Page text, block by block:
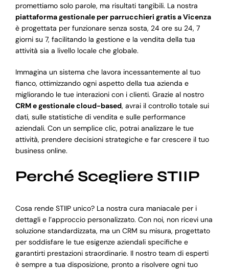
promettiamo solo parole, ma risultati tangibili. La nostra
piattaforma gestionale per parrucchieri gratis a Vicenza
è progettata per funzionare senza sosta, 24 ore su 24, 7
giorni su 7, facilitando la gestione e la vendita della tua
attività sia a livello locale che globale.
Immagina un sistema che lavora incessantemente al tuo
fianco, ottimizzando ogni aspetto della tua azienda e
migliorando le tue interazioni con i clienti. Grazie al nostro
CRM e gestionale cloud-based, avrai il controllo totale sui
dati, sulle statistiche di vendita e sulle performance
aziendali. Con un semplice clic, potrai analizzare le tue
attività, prendere decisioni strategiche e far crescere il tuo
business online.
Perché Scegliere STIIP
Cosa rende STIIP unico? La nostra cura maniacale per i
dettagli e l’approccio personalizzato. Con noi, non ricevi una
soluzione standardizzata, ma un CRM su misura, progettato
per soddisfare le tue esigenze aziendali specifiche e
garantirti prestazioni straordinarie. Il nostro team di esperti
è sempre a tua disposizione, pronto a risolvere ogni tuo